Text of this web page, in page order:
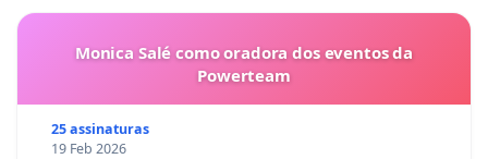
Monica Salé como oradora dos eventos da
Powerteam
25 assinaturas
19 Feb 2026